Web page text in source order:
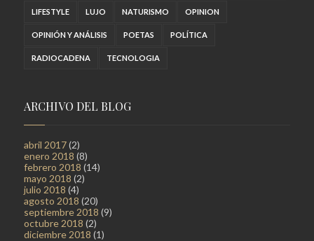
LIFESTYLE LUJO NATURISMO OPINION
OPINIÓN Y ANÁLISIS POETAS POLÍTICA
RADIOCADENA TECNOLOGIA
ARCHIVO DEL BLOG
abril 2017(2)
enero 2018 (8)
febrero 2018 (14)
mayo 2018 (2)
julio 2018 (4)
agosto 2018 (20)
septiembre 2018 (9)
octubre 2018 (2)
diciembre 2018 (1)